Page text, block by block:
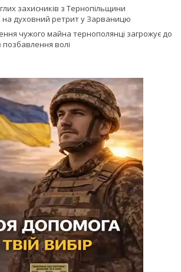
захисників з Тернопільщини
духовний ретрит у Зарваницю
чужого майна тернополянці загрожує до
позбавлення волі